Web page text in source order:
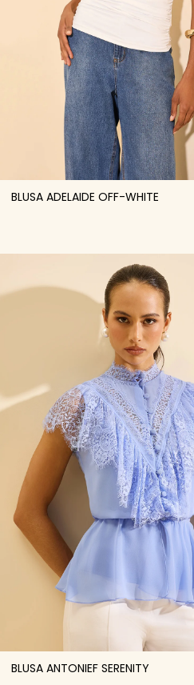
BLUSA ADELAIDE OFF-WHITE
BLUSA ANTONIEF SERENITY